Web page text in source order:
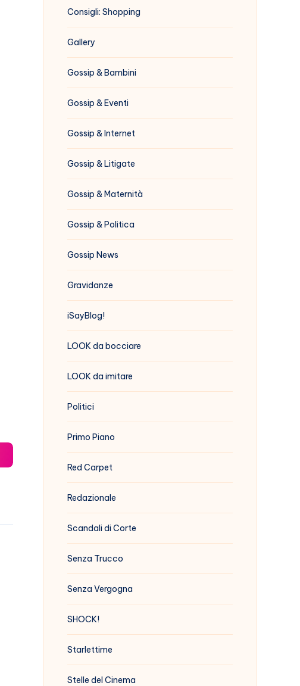
Consigli: Shopping
Gallery
Gossip & Bambini
Gossip & Eventi
Gossip & Internet
Gossip & Litigate
Gossip & Maternità
Gossip & Politica
Gossip News
Gravidanze
iSayBlog!
LOOK da bocciare
LOOK da imitare
Politici
Primo Piano
Red Carpet
Redazionale
Scandali di Corte
Senza Trucco
Senza Vergogna
SHOCK!
Starlettime
Stelle del Cinema